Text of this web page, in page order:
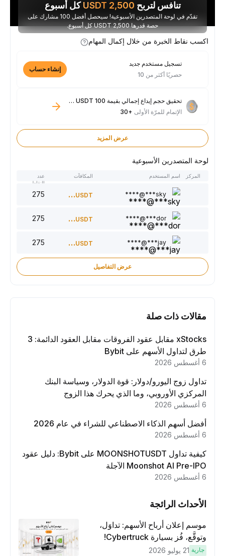
تنافس لتربح 2,500
USDTكل أسبوع
تقدّم في لوحة المتصدرين الأسبوعية! سيحصل أفضل 100 مشارك على
حصة قدرها 2,500 USDT كل أسبوع.
اكسب نقاط الخبرة من خلال إكمال المهام
تسجيل مستخدم جديد
حصريًا أكثر من 10
إنشاء حساب
تحقيق حجم إيداع إجمالي بقيمة 100 USDT فأكثر
الإتمام للمرّة الأولى+30
عرض المزيد
لوحة المتصدرين الأسبوعية
المركز اسم المستخدم المكافآت
النقاط
sky***@****
300USDT
dor***@****
220USDT
jay***@****
150USDT
عرض التفاصيل
مقالات ذات صلة
xStocks مقابل عقود الفروقات مقابل العقود الدائمة: 3
طرق لتداول الأسهم على Bybit
تداول زوج اليورو/دولار: قوة الدولار، وسياسة البنك
المركزي الأوروبي، وما الذي يحرك هذا الزوج
أفضل أسهم الذكاء الاصطناعي للشراء في عام 2026
كيفية تداول MOONSHOTUSDT على Bybit: دليل عقود
Moonshot AI Pre-IPO الآجلة
الأحداث الرائجة
موسم إعلان أرباح الأسهم: تداوَل،
وتوقَّع، فُز بسيارة Cybertruck!
جارية 21 يوليو 2026